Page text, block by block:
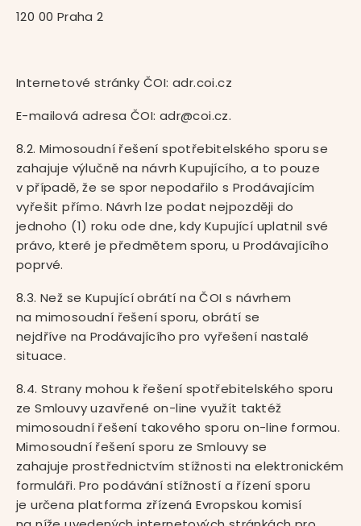
120 00 Praha 2
Internetové stránky ČOI: adr.coi.cz
E-mailová adresa ČOI: adr@coi.cz.
8.2. Mimosoudní řešení spotřebitelského sporu se
zahajuje výlučně na návrh Kupujícího, a to pouze
v případě, že se spor nepodařilo s Prodávajícím
vyřešit přímo. Návrh lze podat nejpozději do
jednoho (1) roku ode dne, kdy Kupující uplatnil své
právo, které je předmětem sporu, u Prodávajícího
poprvé.
8.3. Než se Kupující obrátí na ČOI s návrhem
na mimosoudní řešení sporu, obrátí se
nejdříve na Prodávajícího pro vyřešení nastalé
situace.
8.4. Strany mohou k řešení spotřebitelského sporu
ze Smlouvy uzavřené on-line využít taktéž
mimosoudní řešení takového sporu on-line formou.
Mimosoudní řešení sporu ze Smlouvy se
zahajuje prostřednictvím stížnosti na elektronickém
formuláři. Pro podávání stížností a řízení sporu
je určena platforma zřízená Evropskou komisí